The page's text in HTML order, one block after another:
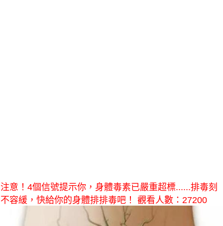
注意！4個信號提示你，身體毒素已嚴重超標......排毒刻
不容緩，快給你的身體排排毒吧！ 觀看人數：27200